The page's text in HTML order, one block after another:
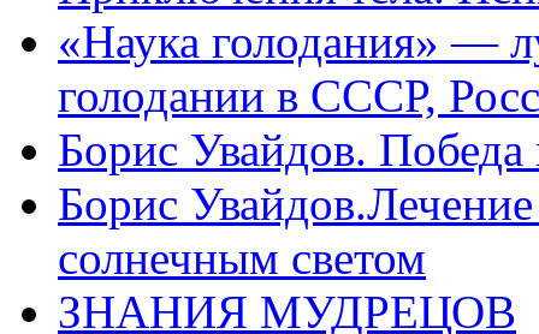
«Наука голодания» —
голодании в СССР,
Борис Увайдов.
Борис
солнечным светом
ЗНАНИЯ МУДРЕЦОВ